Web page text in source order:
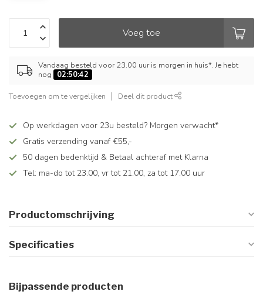
Voeg toe
Vandaag besteld voor 23.00 uur is morgen in huis*. Je hebt
nog
02:50:41
Toevoegen om te vergelijken Deel dit product
Op werkdagen voor 23u besteld? Morgen verwacht*
Gratis verzending vanaf €55,-
50 dagen bedenktijd & Betaal achteraf met Klarna
Tel: ma-do tot 23.00, vr tot 21.00, za tot 17.00 uur
Productomschrijving
Specificaties
Bijpassende producten